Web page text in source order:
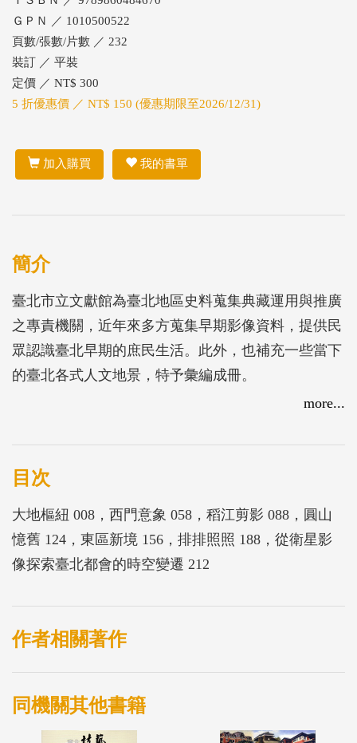
ＧＰＮ ／ 1010500522
頁數/張數/片數 ／ 232
裝訂 ／ 平裝
定價 ／ NT$ 300
5 折優惠價 ／ NT$ 150 (優惠期限至2026/12/31)
加入購買 我的書單
簡介
臺北市立文獻館為臺北地區史料蒐集典藏運用與推廣
之專責機關，近年來多方蒐集早期影像資料，提供民
眾認識臺北早期的庶民生活。此外，也補充一些當下
的臺北各式人文地景，特予彙編成冊。
more...
目次
大地樞紐 008，西門意象 058，稻江剪影 088，圓山
憶舊 124，東區新境 156，排排照照 188，從衛星影
像探索臺北都會的時空變遷 212
作者相關著作
同機關其他書籍